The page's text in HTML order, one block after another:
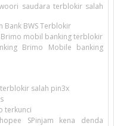
saudara terblokir salah
Bank BWS Terblokir
Brimo mobil banking terblokir
Brimo Mobile banking
salah pin3x
terkunci
SPinjam kena denda